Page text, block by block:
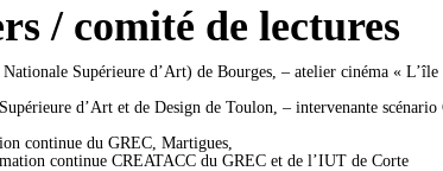
/ comité de lectures
Supérieure d’Art) de Bourges, – atelier cinéma «
d’Art et de Design de Toulon, – intervenante
continue du GREC, Martigues,
continue CREATACC du GREC et de l’IUT de Corte